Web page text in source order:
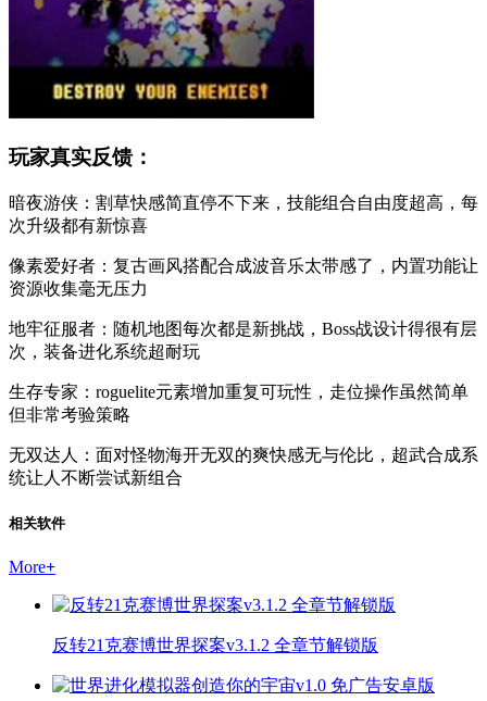
玩家真实反馈：
暗夜游侠：割草快感简直停不下来，技能组合自由度超高，每
次升级都有新惊喜
像素爱好者：复古画风搭配合成波音乐太带感了，内置功能让
资源收集毫无压力
地牢征服者：随机地图每次都是新挑战，Boss战设计得很有层
次，装备进化系统超耐玩
生存专家：roguelite元素增加重复可玩性，走位操作虽然简单
但非常考验策略
无双达人：面对怪物海开无双的爽快感无与伦比，超武合成系
统让人不断尝试新组合
相关软件
More+
反转21克赛博世界探案v3.1.2 全章节解锁版